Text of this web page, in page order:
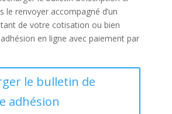
le renvoyer accompagné d’un
de votre cotisation ou bien
en ligne avec paiement par
le bulletin de
adhésion